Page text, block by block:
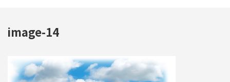
image-14